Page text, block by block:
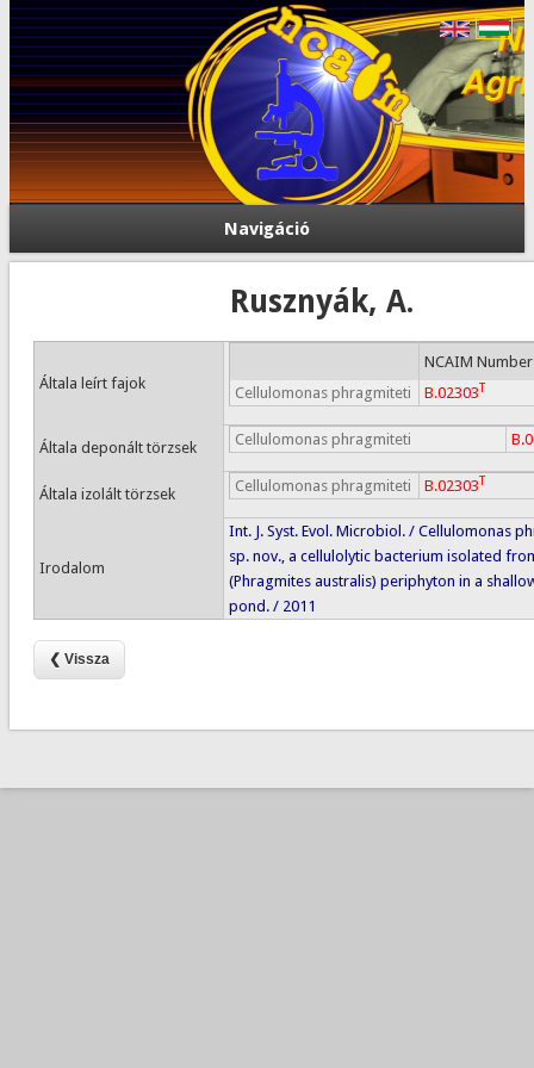
Navigáció
Rusznyák, A.
Általa leírt fajok
NCAIM Number
Cellulomonas phragmiteti
B.02303T
Általa deponált törzsek Cellulomonas phragmiteti
Általa izolált törzsek Cellulomonas phragmiteti B.02303T
Irodalom
Int. J. Syst. Evol. Microbiol. / Cellulomonas
sp. nov., a cellulolytic bacterium isolated
(Phragmites australis) periphyton in a
pond. / 2011